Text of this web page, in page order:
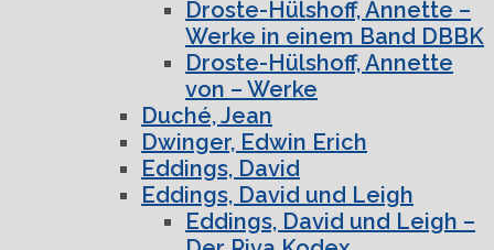
Droste-Hülshoff, Annette –
Werke in einem Band DBBK
Droste-Hülshoff, Annette
von – Werke
Duché, Jean
Dwinger, Edwin Erich
Eddings, David
Eddings, David und Leigh
Eddings, David und Leigh –